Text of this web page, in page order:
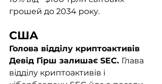
грошей до 2034 року.
США
Голова відділу криптоактивів
Девід Гірш залишає SEC. Глава
відділу криптоактивів і